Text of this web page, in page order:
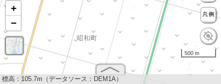
+
−
500 m
標高： 105.7m（データソース：DEM1A）